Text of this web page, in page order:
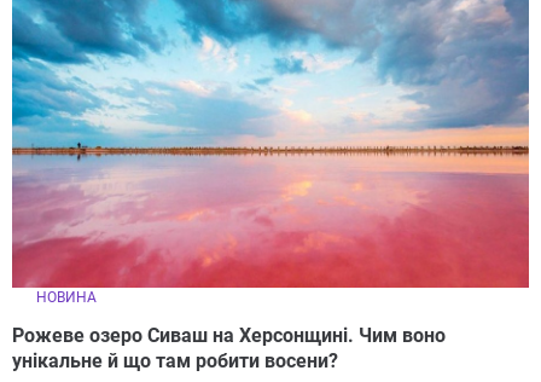
НОВИНА
Рожеве озеро Сиваш на Херсонщині. Чим воно
унікальне й що там робити восени?